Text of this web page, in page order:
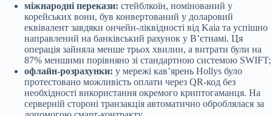
міжнародні перекази: стейблкоїн, номінований у
корейських вони, був конвертований у доларовий
еквівалент завдяки ончейн-ліквідності від Kaia та успішно
направлений на банківський рахунок у В’єтнамі. Ця
операція зайняла менше трьох хвилин, а витрати були на
87% меншими порівняно зі стандартною системою SWIFT;
офлайн-розрахунки: у мережі кав’ярень Hollys було
протестовано можливість оплати через QR-код без
необхідності використання окремого криптогаманця. На
серверній стороні транзакція автоматично оброблялася за